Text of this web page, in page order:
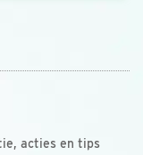
acties en tips